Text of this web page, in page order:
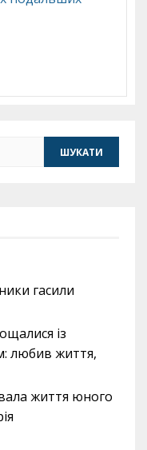
гасили
із
любив життя,
життя юного